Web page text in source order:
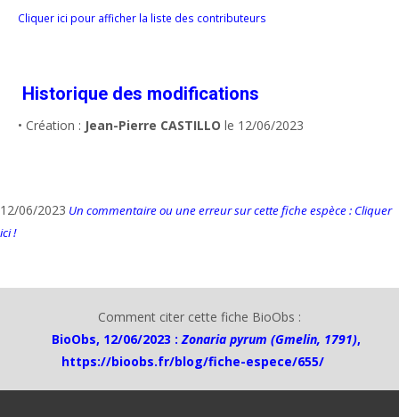
Cliquer ici pour afficher la liste des contributeurs
Historique des modifications
• Création : Jean-Pierre CASTILLO le 12/06/2023
12/06/2023 Un commentaire ou une erreur sur cette fiche espèce : Cliquer
ici !
Comment citer cette fiche BioObs :
BioObs, 12/06/2023 :Zonaria pyrum (Gmelin, 1791),
https://bioobs.fr/blog/fiche-espece/655/